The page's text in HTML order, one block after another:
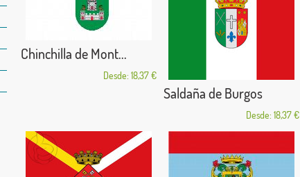
Chinchilla de Mont...
Desde: 18,37 €
Saldaña de Burgos
Desde: 18,37 €